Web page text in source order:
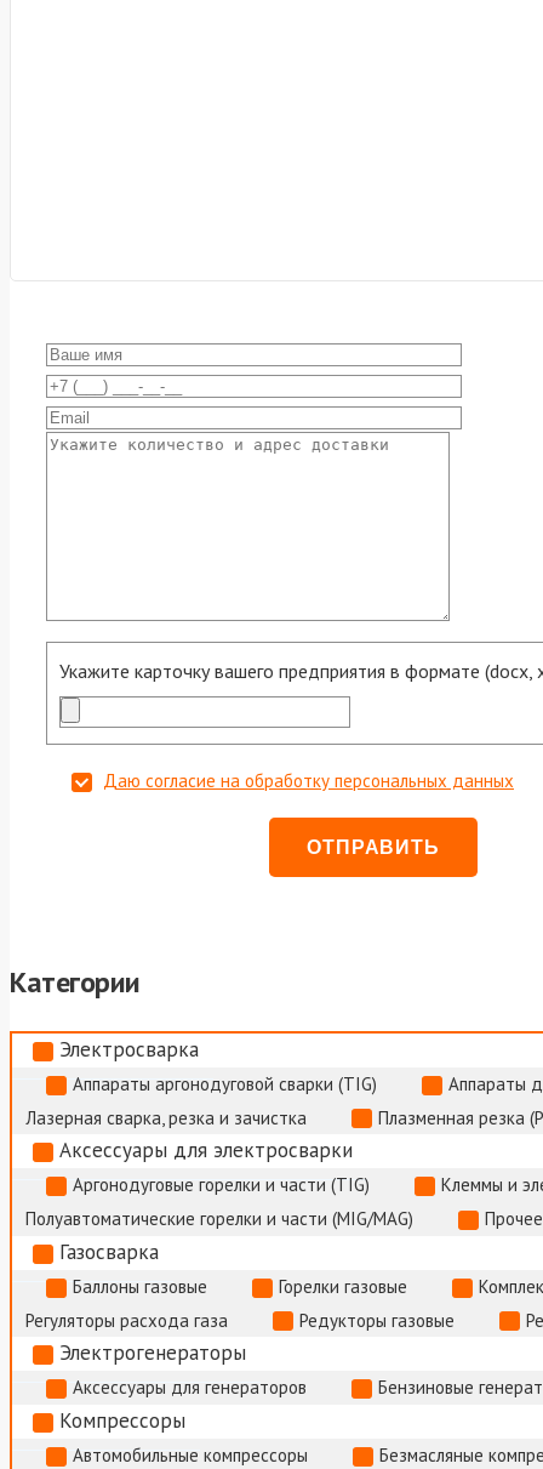
Укажите карточку вашего предприятия в формате (docx,
Даю согласие на обработку персональных данных
Категории
Электросварка
Аппараты аргонодуговой сварки (TIG)
Аппараты
Лазерная сварка, резка и зачистка
Плазменная резка
Аксессуары для электросварки
Аргонодуговые горелки и части (TIG)
Клеммы и
Полуавтоматические горелки и части (MIG/MAG)
Газосварка
Баллоны газовые Горелки газовые
Регуляторы расхода газа
Редукторы газовые
Электрогенераторы
Аксессуары для генераторов Бензиновые
Компрессоры
Автомобильные компрессоры
Безмасляные